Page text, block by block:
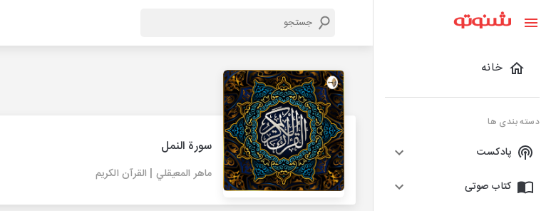
خانه
دسته بندی ها
پادکست
کتاب صوتی
سورة النمل
ماهر المعيقلي | القرآن الكريم